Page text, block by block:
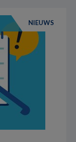
NIEUWS